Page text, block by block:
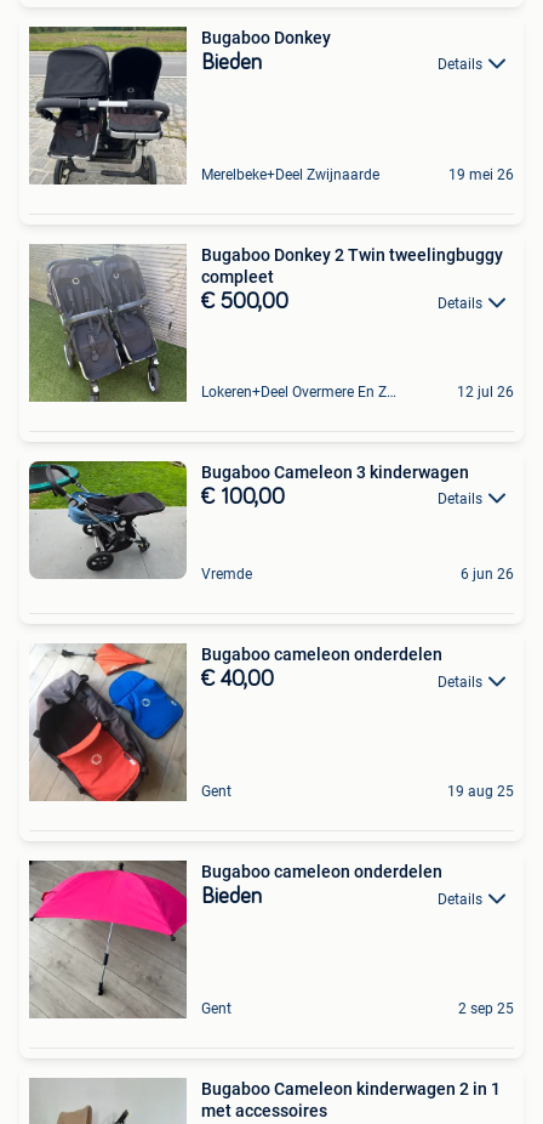
Bugaboo Donkey
Bieden Details
Merelbeke+Deel Zwijnaarde 19 mei 26
Bugaboo Donkey 2 Twin tweelingbuggy
compleet
€ 500,00 Details
Lokeren+Deel Overmere En Zele 12 jul 26
Bugaboo Cameleon 3 kinderwagen
€ 100,00 Details
Vremde 6 jun 26
Bugaboo cameleon onderdelen
€ 40,00 Details
Gent 19 aug 25
Bugaboo cameleon onderdelen
Bieden Details
Gent 2 sep 25
Bugaboo Cameleon kinderwagen 2 in 1
met accessoires